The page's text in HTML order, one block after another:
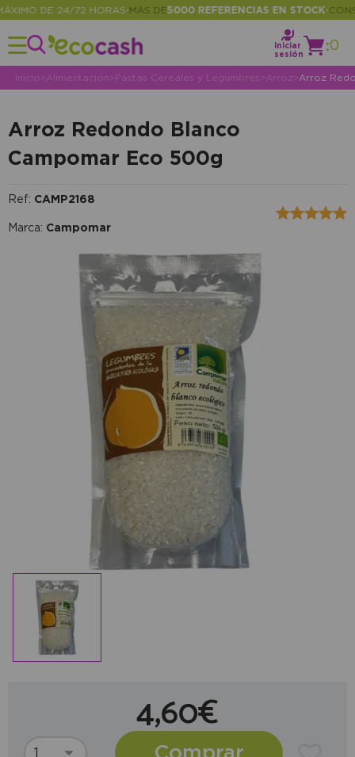
DE 24/72 HORAS•MÁS DE 5000 REFERENCIAS EN STOCK•
Iniciar
sesión
:0
Inicio> Alimentación>Pastas Cereales y Legumbres > Arroz>Arroz
Arroz Redondo Blanco
Campomar Eco 500g
Ref: CAMP2168
Marca: Campomar
4,60€
Comprar